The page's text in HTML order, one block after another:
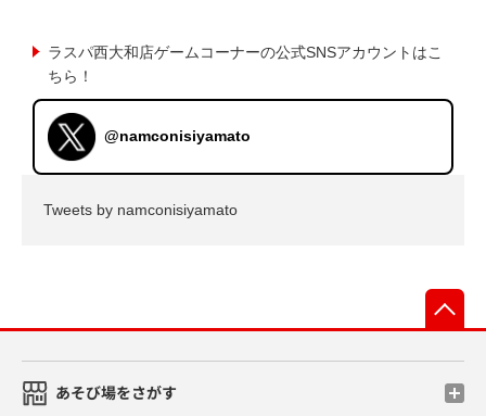
ラスパ西大和店ゲームコーナーの公式SNSアカウントはこ
ちら！
@namconisiyamato
Tweets by namconisiyamato
あそび場をさがす